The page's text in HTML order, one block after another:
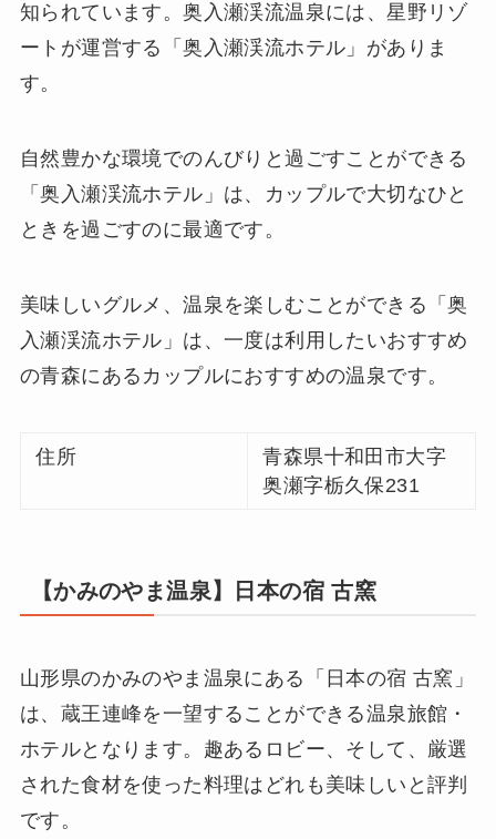
知られています。奥入瀬渓流温泉には、星野リゾ
ートが運営する「奥入瀬渓流ホテル」がありま
す。
自然豊かな環境でのんびりと過ごすことができる
「奥入瀬渓流ホテル」は、カップルで大切なひと
ときを過ごすのに最適です。
美味しいグルメ、温泉を楽しむことができる「奥
入瀬渓流ホテル」は、一度は利用したいおすすめ
の青森にあるカップルにおすすめの温泉です。
住所
青森県十和田市大字
奥瀬字栃久保231
【かみのやま温泉】日本の宿 古窯
山形県のかみのやま温泉にある「日本の宿 古窯」
は、蔵王連峰を一望することができる温泉旅館・
ホテルとなります。趣あるロビー、そして、厳選
された食材を使った料理はどれも美味しいと評判
です。